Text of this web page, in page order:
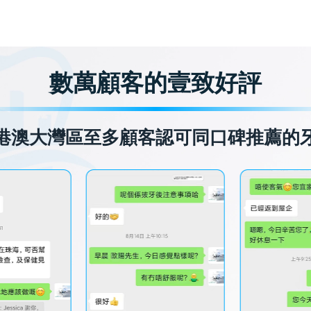
數萬顧客的壹致好評
澳大灣區至多顧客認可同口碑推薦的